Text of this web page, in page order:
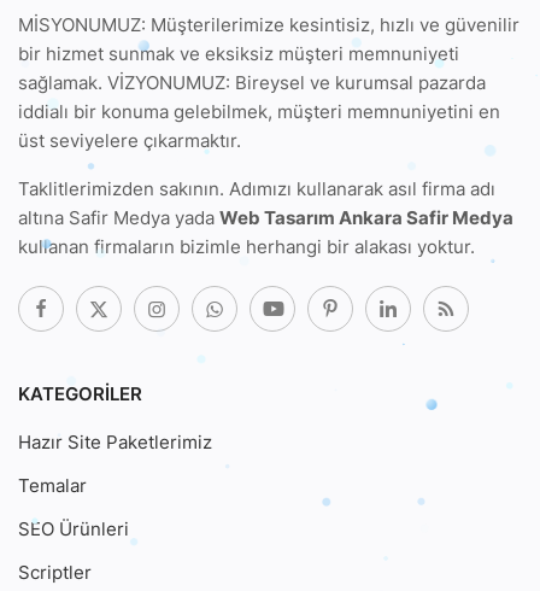
MİSYONUMUZ: Müşterilerimize kesintisiz, hızlı ve güvenilir
bir hizmet sunmak ve eksiksiz müşteri memnuniyeti
sağlamak. VİZYONUMUZ: Bireysel ve kurumsal pazarda
iddialı bir konuma gelebilmek, müşteri memnuniyetini en
üst seviyelere çıkarmaktır.
Taklitlerimizden sakının. Adımızı kullanarak asıl firma adı
altına Safir Medya yada Web Tasarım Ankara Safir Medya
kullanan firmaların bizimle herhangi bir alakası yoktur.
KATEGORILER
Hazır Site Paketlerimiz
Temalar
SEO Ürünleri
Scriptler